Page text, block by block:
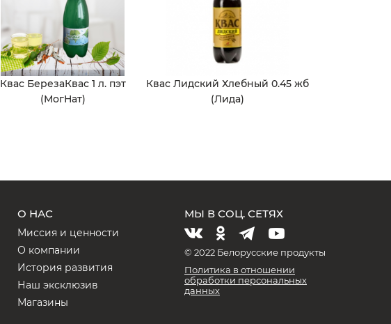
Квас БерезаКвас 1 л. пэт
(МогНат)
Квас Лидский Хлебный 0.45 жб
(Лида)
О НАС
Миссия и ценности
О компании
История развития
Наш эксклюзив
Магазины
МЫ В СОЦ. СЕТЯХ
© 2022 Белорусские продукты
Политика в отношении
обработки персональных
данных